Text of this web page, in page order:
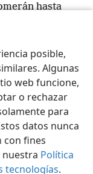
posible,
Algunas
web funcione,
o rechazar
para
datos nunca
con fines
nuestra Política
tecnologías.
hasta
tu Dios te
of Pennsylvania
privacidad
Iniciar sesión